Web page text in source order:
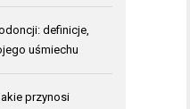
definicje,
uśmiechu
przynosi